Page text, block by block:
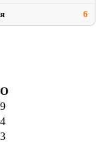
6
О
9
4
3